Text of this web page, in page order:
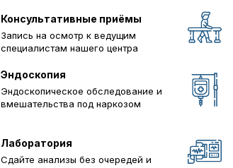
Консультативные приёмы
Запись на осмотр к ведущим
специалистам нашего центра
Эндоскопия
Эндоскопическое обследование и
вмешательства под наркозом
Лаборатория
Сдайте анализы без очередей и